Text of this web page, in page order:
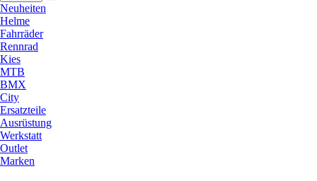
Neuheiten
Helme
Fahrräder
Rennrad
Kies
MTB
BMX
City
Ersatzteile
Ausrüstung
Werkstatt
Outlet
Marken